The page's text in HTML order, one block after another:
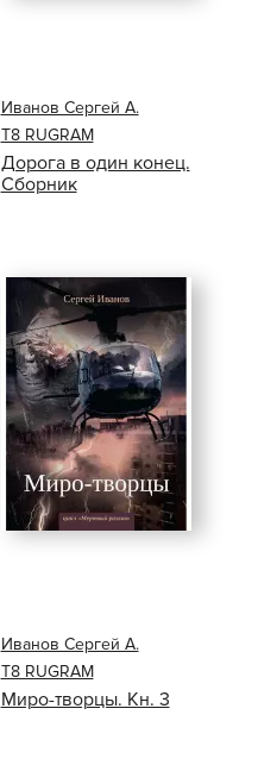
Дорога в один конец.
Сборник
Иванов Сергей А.
Т8 RUGRAM
Миро-творцы. Кн. 3
Иванов Сергей А.
Т8 RUGRAM